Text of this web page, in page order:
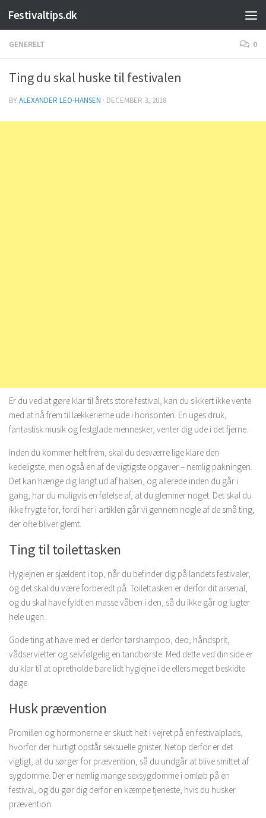
Skip to content
Festivaltips.dk
GENERELT 0
Ting du skal huske til festivalen
BYALEXANDER LEO-HANSEN · DECEMBER 3, 2018
Er du ved at gøre klar til årets store festival, kan du sikkert ikke vente
med at nå frem til lækkerierne ude i horisonten. En uges druk,
fantastisk musik og festglade mennesker, venter dig ude i det fjerne.
Inden du kommer helt frem, skal du desværre lige klare den
kedeligste, men også en af de vigtigste opgaver – nemlig pakningen.
Det kan hænge dig langt ud af halsen, og allerede inden du går i
gang, har du muligvis en følelse af, at du glemmer noget. Det skal du
ikke frygte for, fordi her i artiklen går vi gennem nogle af de små ting,
der ofte bliver glemt.
Ting til toilettasken
Hygiejnen er sjældent i top, når du befinder dig på landets festivaler,
og det skal du være forberedt på. Toilettasken er derfor dit arsenal,
og du skal have fyldt en masse våben i den, så du ikke går og lugter
hele ugen.
Gode ting at have med er derfor tørshampoo, deo, håndsprit,
vådservietter og selvfølgelig en tandbørste. Med dette ved din side er
du klar til at opretholde bare lidt hygiejne i de ellers meget beskidte
dage.
Husk prævention
Promillen og hormonerne er skudt helt i vejret på en festivalplads,
hvorfor der hurtigt opstår seksuelle gnister. Netop derfor er det
vigtigt, at du sørger for prævention, så du undgår at blive smittet af
sygdomme. Der er nemlig mange sexsygdomme i omløb på en
festival, og du gør dig derfor en kæmpe tjeneste, hvis du husker
prævention.